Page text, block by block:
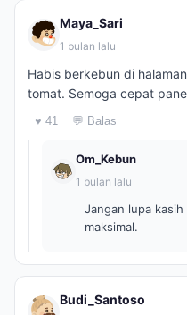
Maya_Sari
1 bulan lalu
Habis berkebun di
tomat. Semoga cepat
♥ 41 💬 Balas
Om_Kebun
1 bulan lalu
Jangan lupa
maksimal.
Budi_Santoso